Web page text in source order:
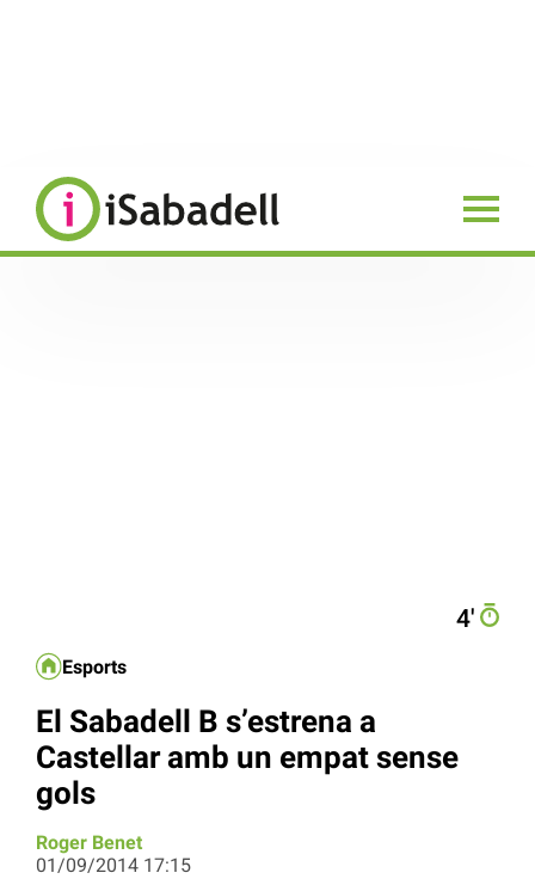
4′
Esports
El Sabadell B s’estrena a
Castellar amb un empat sense
gols
Roger Benet
01/09/2014 17:15